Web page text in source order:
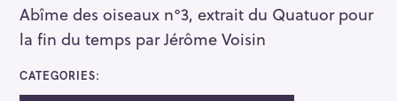
Abîme des oiseaux n°3, extrait du Quatuor pour
la fin du temps par Jérôme Voisin
CATEGORIES